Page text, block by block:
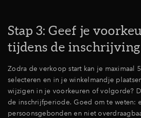
Stap 3: Geef je
tijdens de inschrijving
Zodra de verkoop start kan je maximaal
selecteren en in je winkelmandje
wijzigen in je voorkeuren of volgorde?
de inschrijfperiode. Goed om te weten:
persoonsgebonden en niet